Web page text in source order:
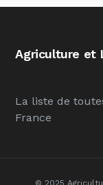
Agriculture et
La liste de
France
© 2025